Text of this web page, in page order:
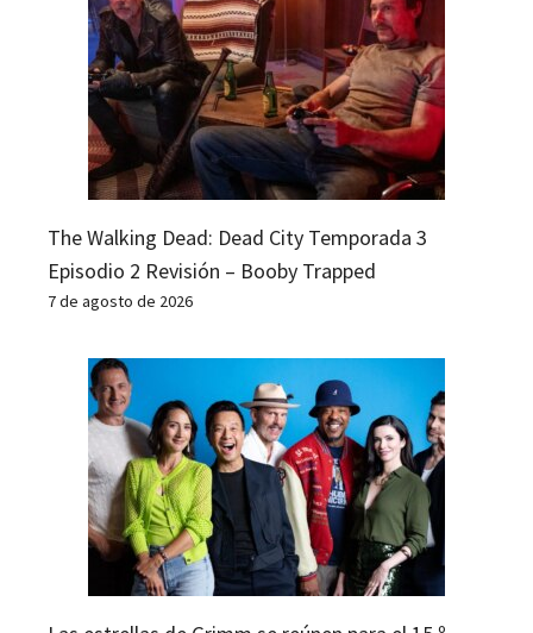
The Walking Dead: Dead City Temporada 3
Episodio 2 Revisión – Booby Trapped
7 de agosto de 2026